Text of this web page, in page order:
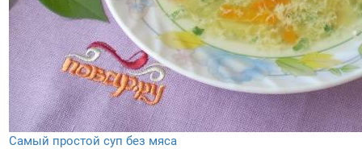
Самый простой суп без мяса